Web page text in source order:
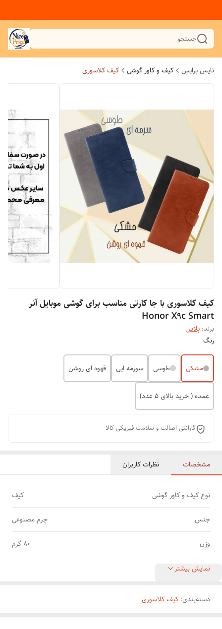
جستجو
نایس پرایس کیف و کاور گوشی کیف کلاسوری
کیف کلاسوری با جا کارتی مناسب برای گوشی موبایل آنر
Honor X9c Smart
برند: پلاس
رنگ
مشکی طوسی سورمه ایی قهوه ای روشن
عمده ( خرید بالای 5 عدد)
گارانتی اصالت و سلامت فیزیکی کالا
مشخصات نظرات کاربران
نوع کیف و کاور گوشی کیف
جنس چرم مصنوعی
وزن 80 گرم
نمایش بیشتر
دسته‌بندی: کیف کلاسوری